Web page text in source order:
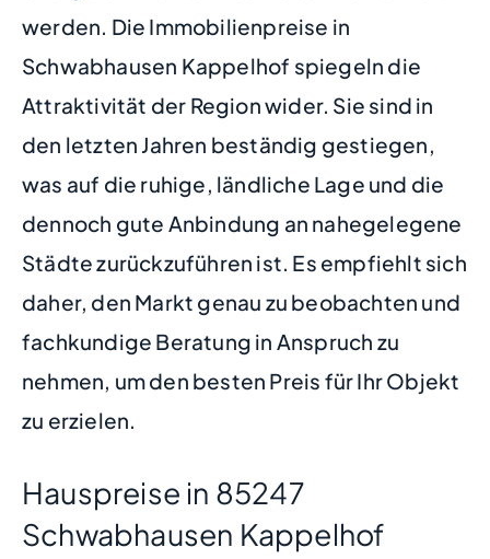
werden. Die Immobilienpreise in
Schwabhausen Kappelhof spiegeln die
Attraktivität der Region wider. Sie sind in
den letzten Jahren beständig gestiegen,
was auf die ruhige, ländliche Lage und die
dennoch gute Anbindung an nahegelegene
Städte zurückzuführen ist. Es empfiehlt sich
daher, den Markt genau zu beobachten und
fachkundige Beratung in Anspruch zu
nehmen, um den besten Preis für Ihr Objekt
zu erzielen.
Hauspreise in 85247
Schwabhausen Kappelhof